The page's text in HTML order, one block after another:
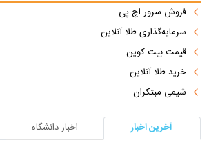
فروش سرور اچ پی
سرمایه‌گذاری طلا آنلاین
قیمت بیت کوین
خرید طلا آنلاین
شیمی مبتکران
آخرین اخبار
اخبار دانشگاه